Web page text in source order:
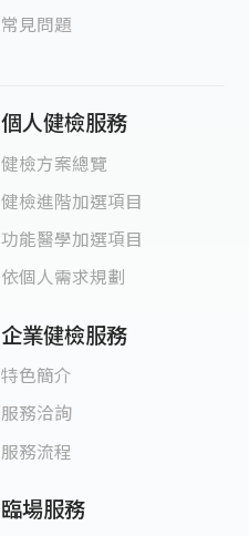
常見問題
個人健檢服務
健檢方案總覽
健檢進階加選項目
功能醫學加選項目
依個人需求規劃
企業健檢服務
特色簡介
服務洽詢
服務流程
臨場服務